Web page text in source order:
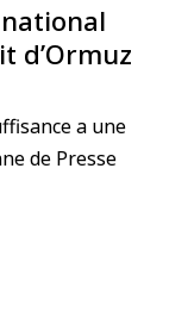
d’Ormuz